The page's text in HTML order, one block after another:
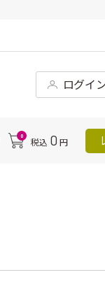
ログイ
0
税込 0 円